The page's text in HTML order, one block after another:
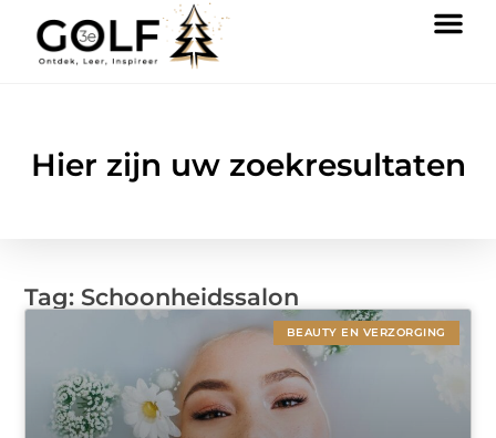
Hier zijn uw zoekresultaten
Tag: Schoonheidssalon
BEAUTY EN VERZORGING